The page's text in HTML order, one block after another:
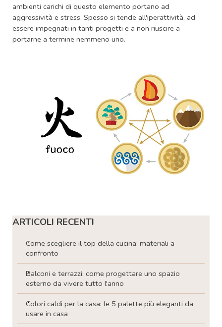
ambienti carichi di questo elemento portano ad
aggressività e stress. Spesso si tende all'iperattività, ad
essere impegnati in tanti progetti e a non riuscire a
portarne a termine nemmeno uno.
Salta blocco ARTICOLI RECENTI
ARTICOLI RECENTI
Come scegliere il top della cucina: materiali a
confronto
Balconi e terrazzi: come progettare uno spazio
esterno da vivere tutto l'anno
Colori caldi per la casa: le 5 palette più eleganti da
usare in casa